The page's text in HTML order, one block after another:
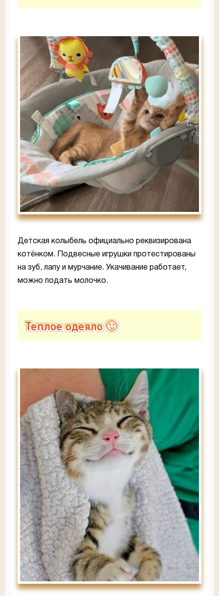
Детская колыбель официально реквизирована
котёнком. Подвесные игрушки протестированы
на зуб, лапу и мурчание. Укачивание работает,
можно подать молочко.
Теплое одеяло 🙂